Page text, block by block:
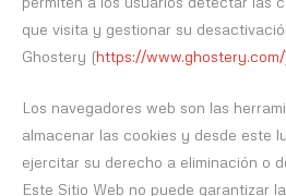
que visita y gestionar su
Ghostery (https://www.ghostery.com/
Los navegadores web son las
almacenar las cookies y desde este
ejercitar su derecho a eliminación o
Este Sitio Web no puede garantizar